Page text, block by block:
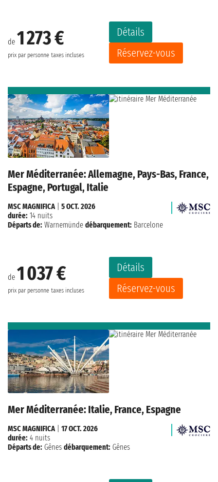
de 1 273 €
prix par personne taxes incluses
Détails
Réservez-vous
Mer Méditerranée: Allemagne, Pays-Bas, France,
Espagne, Portugal, Italie
de 1 037 €
prix par personne taxes incluses
Détails
Réservez-vous
MSC MAGNIFICA| 5 OCT. 2026
durée: 14 nuits
Départs de: Warnemünde débarquement: Barcelone
Mer Méditerranée: Italie, France, Espagne
MSC MAGNIFICA
17 OCT. 2026
durée: 4 nuits
Départs de: Gênes débarquement: Gênes